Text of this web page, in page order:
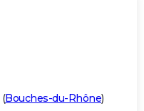
(Bouches-du-Rhône)